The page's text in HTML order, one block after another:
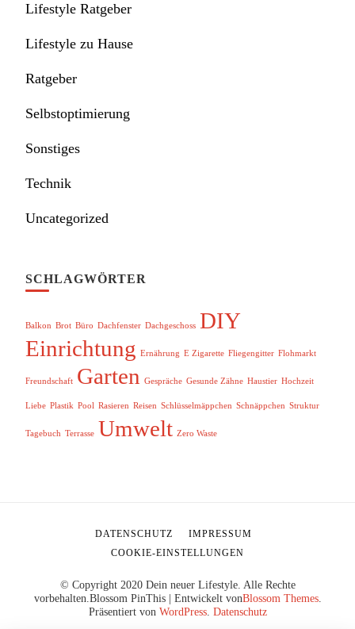
Lifestyle Ratgeber
Lifestyle zu Hause
Ratgeber
Selbstoptimierung
Sonstiges
Technik
Uncategorized
SCHLAGWÖRTER
Balkon Brot Büro Dachfenster Dachgeschoss DIY
Einrichtung Ernährung E Zigarette Fliegengitter Flohmarkt
Freundschaft Garten Gespräche Gesunde Zähne Haustier Hochzeit
Liebe Plastik Pool Rasieren Reisen Schlüsselmäppchen Schnäppchen Struktur
Tagebuch Terrasse Umwelt Zero Waste
© Copyright 2020 Dein neuer Lifestyle. Alle Rechte
vorbehalten.Blossom PinThis | Entwickelt vonBlossom Themes.
Präsentiert von WordPress. Datenschutz
DATENSCHUTZ
IMPRESSUM
COOKIE-EINSTELLUNGEN